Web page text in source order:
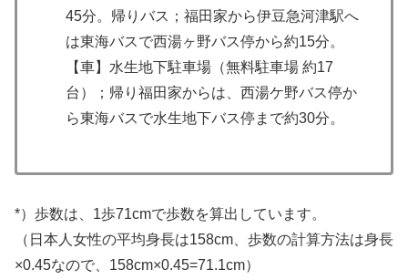
45分。帰りバス；福田家から伊豆急河津駅へ
は東海バスで西湯ヶ野バス停から約15分。
【車】水生地下駐車場（無料駐車場 約17
台）；帰り福田家からは、西湯ケ野バス停か
ら東海バスで水生地下バス停まで約30分。
*）歩数は、1歩71cmで歩数を算出しています。
（日本人女性の平均身長は158cm、歩数の計算方法は身長
×0.45なので、158cm×0.45=71.1cm）